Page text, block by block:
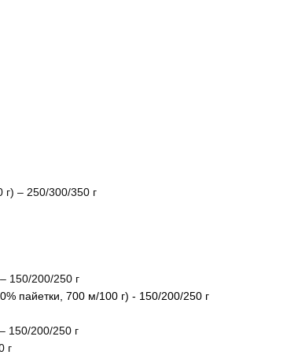
– 250/300/350 г
150/200/250 г
пайетки, 700 м/100 г) - 150/200/250 г
150/200/250 г
г